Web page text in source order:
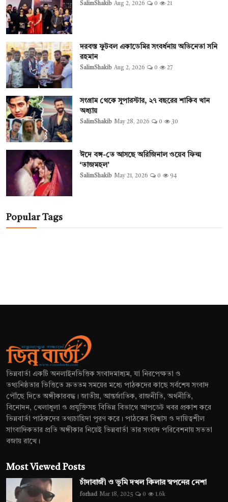
SalimShakib Aug 2, 2026 0 21
দরবস্ত ফুটবল একাডেমির সংবর্ধনায় অভিনেতা সনি
রহমান
SalimShakib Aug 2, 2026 0 27
সংগ্রাম থেকে সুপারস্টার, ২৭ বছরের শাকিব খান
অধ্যায়
SalimShakib May 28, 2026 0 30
ঈদে বঙ্গ-তে আসছে অরিজিনাল ওয়েব ফিল্ম
‘তাজমহল’
SalimShakib May 21, 2026 0 94
Popular Tags
ভিন্নবার্তা একটি অনলাইনভিত্তিক সংবাদমাধ্যম, যা নিরপেক্ষতা ও
তথ্যনিষ্ঠতার ভিত্তিতে দ্রুততম সময়ের মধ্যে পাঠকদের কাছে সর্বশেষ সংবাদ
পৌঁছে দিতে অঙ্গীকারবদ্ধ। জাতীয়, আন্তর্জাতিক, রাজনীতি, অর্থনীতি,
বিনোদন, খেলাধুলা ও প্রযুক্তিসহ বিভিন্ন বিভাগে আপডেট খবর প্রকাশ করে
ভিন্নবার্তা পাঠকদের তথ্যচাহিদা পূরণ করে। পাঠকের বিশ্বাস ও দায়িত্বশীল
সাংবাদিকতার প্রতি অঙ্গীকার নিয়েই ভিন্নবার্তা তার সংবাদ পরিবেশনায় সততা
বজায় রাখে।
Most Viewed Posts
চাঁদাবাজী ও ভূমি দখল কিলার স্বপনের নেশা
forhad Mar 18, 2025 0 1.6k